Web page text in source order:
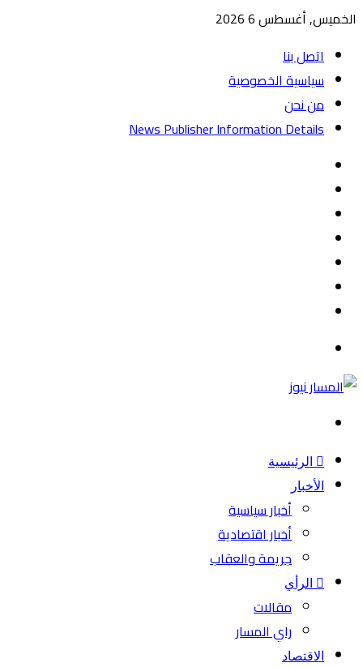
الخميس, أغسطس 6 2026
اتصل بنا
سياسية الخصوصية
من نحن
News Publisher Information Details
الرئيسية
الأخبار
أخبار سياسية
أخبار اقتصادية
جريمة والعقاب
الرأي
مقالات
راي المسار
الاقتصاد